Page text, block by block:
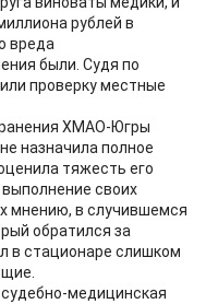
рублей в
вреда
были. Судя по
проверку местные
ХМАО-Югры
назначила полное
тяжесть его
своих
мнению, в случившемся
обратился за
в стационаре слишком
медицинская